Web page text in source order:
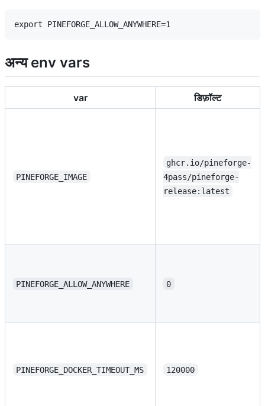
अन्य env vars
var डिफ़ॉल्ट
PINEFORGE_IMAGE
ghcr.io/pineforge-
4pass/pineforge-
release:latest
PINEFORGE_ALLOW_ANYWHERE 0
PINEFORGE_DOCKER_TIMEOUT_MS 120000